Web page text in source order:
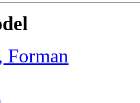
Forman